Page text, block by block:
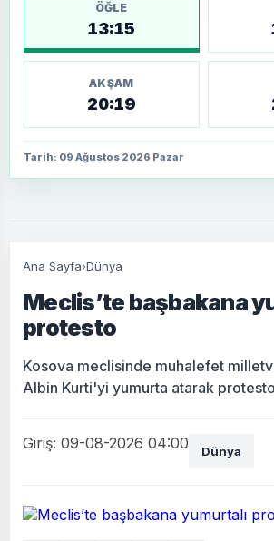
ÖĞLE
13:15
AKŞAM
20:19
Tarih: 09 Ağustos 2026 Pazar
Ana Sayfa›Dünya
Meclis’te başbakana
protesto
Kosova meclisinde muhalefet
Albin Kurti'yi yumurta atarak
Giriş: 09-08-2026 04:00 Dünya